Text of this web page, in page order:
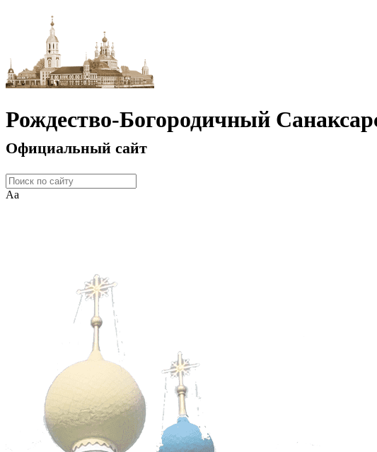
Рождество-Богородичный
Официальный сайт
Аа